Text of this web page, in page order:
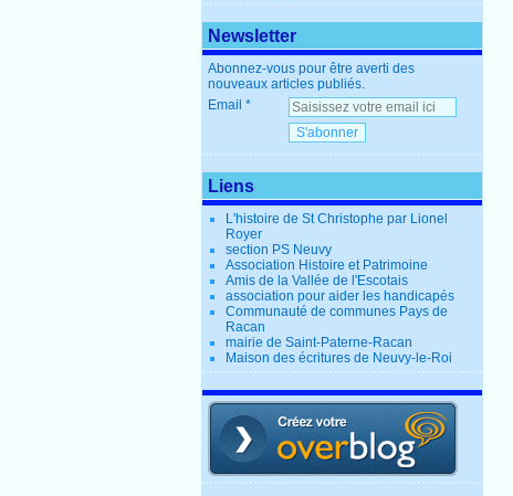
Newsletter
Abonnez-vous pour être averti des
nouveaux articles publiés.
Email
Liens
L'histoire de St Christophe par Lionel
Royer
section PS Neuvy
Association Histoire et Patrimoine
Amis de la Vallée de l'Escotais
association pour aider les handicapés
Communauté de communes Pays de
Racan
mairie de Saint-Paterne-Racan
Maison des écritures de Neuvy-le-Roi